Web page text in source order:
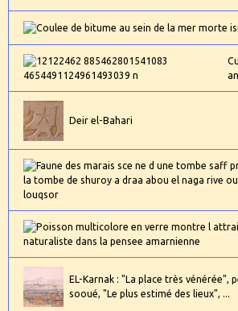
Deir el-Bahari
EL-Karnak : "La place très vénérée",
sooué, "Le plus estimé des lieux", ...